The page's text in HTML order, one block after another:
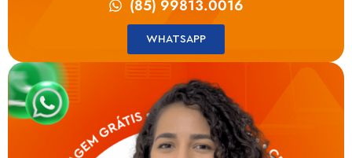
(85) 99813.0016
WHATSAPP